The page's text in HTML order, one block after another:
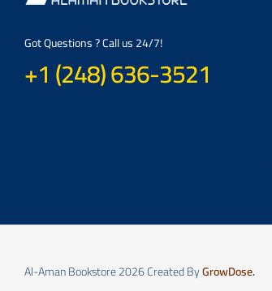
Got Questions ? Call us 24/7!
+1 (248) 636-3521
Al-Aman Bookstore 2026 Created ByGrowDose.